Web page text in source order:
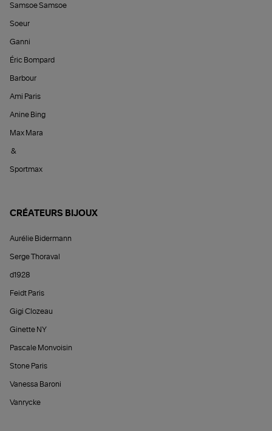
Samsoe Samsoe
Soeur
Ganni
Éric Bompard
Barbour
Ami Paris
Anine Bing
Max Mara
&
Sportmax
CRÉATEURS BIJOUX
Aurélie Bidermann
Serge Thoraval
d1928
Feidt Paris
Gigi Clozeau
Ginette NY
Pascale Monvoisin
Stone Paris
Vanessa Baroni
Vanrycke